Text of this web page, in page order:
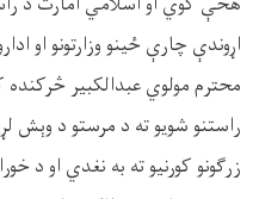
اړوندې چارې ځینو وزارتونو او
محترم مولوي عبدالکبیر څرکنده
راستنو شویو ته د مرستو د
زرګونو کورنیو ته به نغدي او د